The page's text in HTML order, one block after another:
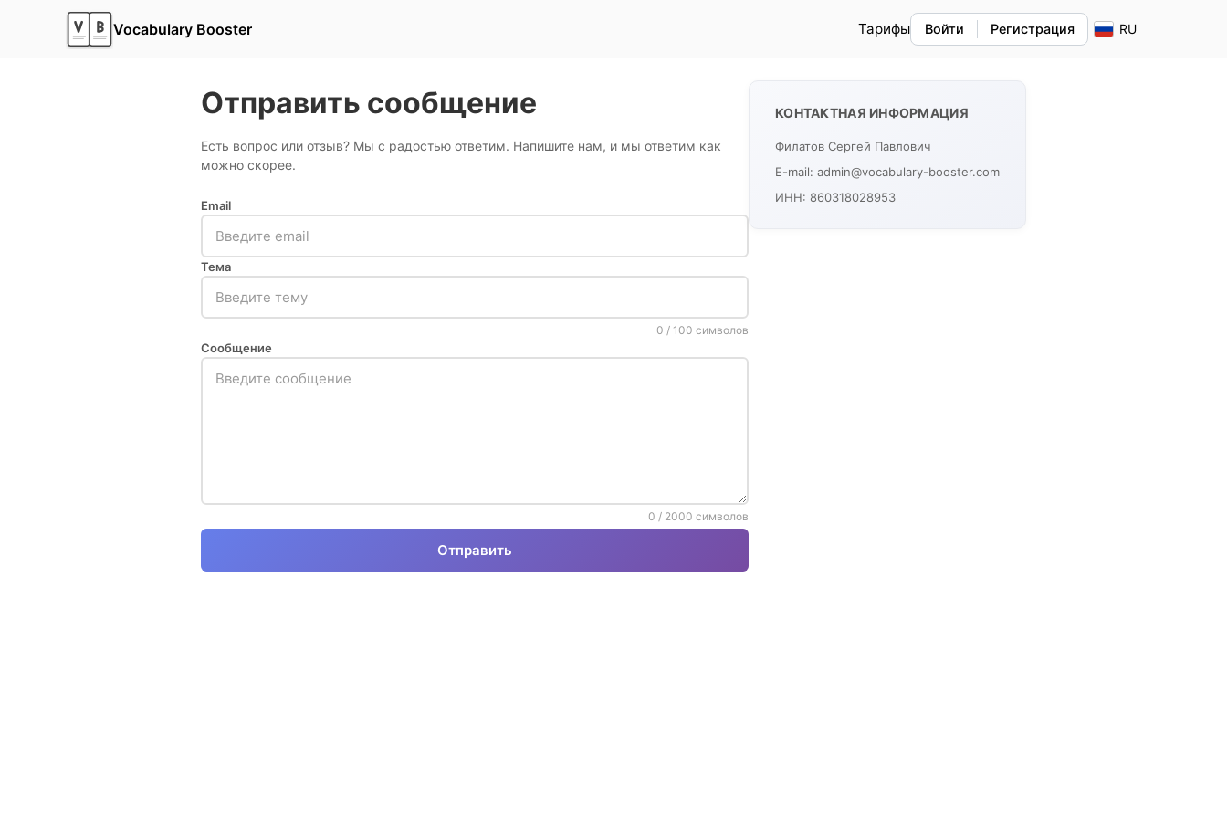
Vocabulary Booster Тарифы Войти Регистрация
Отправить сообщение
Есть вопрос или отзыв? Мы с радостью ответим. Напишите нам, и мы ответим как
можно скорее.
Email
Тема
0 / 100 символов
Сообщение
0 / 2000 символов
Отправить
КОНТАКТНАЯ ИНФОРМАЦИЯ
Филатов Сергей Павлович
E-mail: admin@vocabulary-booster.com
ИНН: 860318028953